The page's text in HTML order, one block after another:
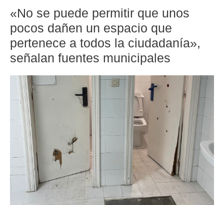
«No se puede permitir que unos
pocos dañen un espacio que
pertenece a todos la ciudadanía»,
señalan fuentes municipales